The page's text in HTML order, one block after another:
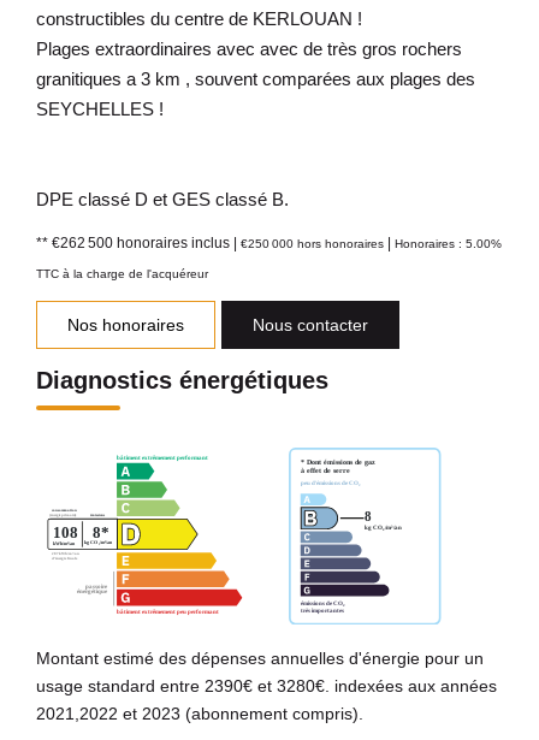
constructibles du centre de KERLOUAN !
Plages extraordinaires avec avec de très gros rochers
granitiques a 3 km , souvent comparées aux plages des
SEYCHELLES !
DPE classé D et GES classé B.
** €262 500 honoraires inclus | €250 000 hors honoraires | Honoraires : 5.00%
TTC à la charge de l'acquéreur
Nos honoraires Nous contacter
Diagnostics énergétiques
Montant estimé des dépenses annuelles d'énergie pour un
usage standard entre 2390€ et 3280€. indexées aux années
2021,2022 et 2023 (abonnement compris).